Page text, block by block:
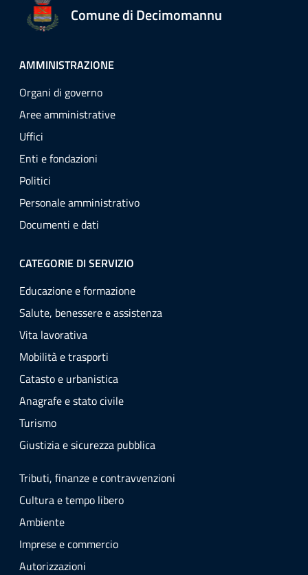
Comune di Decimomannu
AMMINISTRAZIONE
Organi di governo
Aree amministrative
Uffici
Enti e fondazioni
Politici
Personale amministrativo
Documenti e dati
CATEGORIE DI SERVIZIO
Educazione e formazione
Salute, benessere e assistenza
Vita lavorativa
Mobilità e trasporti
Catasto e urbanistica
Anagrafe e stato civile
Turismo
Giustizia e sicurezza pubblica
Tributi, finanze e contravvenzioni
Cultura e tempo libero
Ambiente
Imprese e commercio
Autorizzazioni